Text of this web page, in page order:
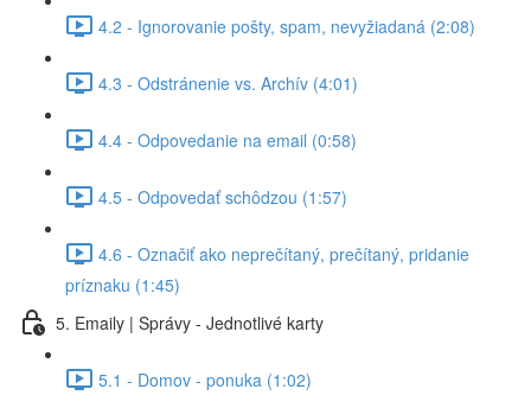
4.2 - Ignorovanie pošty, spam, nevyžiadaná (2:08)
4.3 - Odstránenie vs. Archív (4:01)
4.4 - Odpovedanie na email (0:58)
4.5 - Odpovedať schôdzou (1:57)
4.6 - Označiť ako neprečítaný, prečítaný, pridanie
príznaku (1:45)
5. Emaily | Správy - Jednotlivé karty
5.1 - Domov - ponuka (1:02)